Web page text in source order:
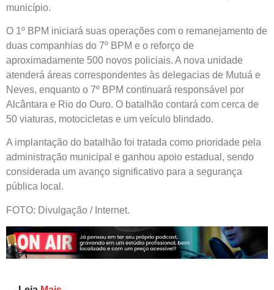
município.
O 1º BPM iniciará suas operações com o remanejamento de
duas companhias do 7º BPM e o reforço de
aproximadamente 500 novos policiais. A nova unidade
atenderá áreas correspondentes às delegacias de Mutuá e
Neves, enquanto o 7º BPM continuará responsável por
Alcântara e Rio do Ouro. O batalhão contará com cerca de
50 viaturas, motocicletas e um veículo blindado.
A implantação do batalhão foi tratada como prioridade pela
administração municipal e ganhou apoio estadual, sendo
considerada um avanço significativo para a segurança
pública local.
FOTO: Divulgação / Internet.